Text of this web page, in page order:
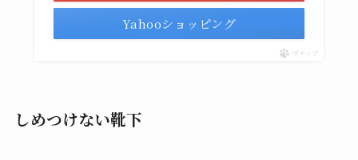
Yahooショッピング
ポチップ
しめつけない靴下